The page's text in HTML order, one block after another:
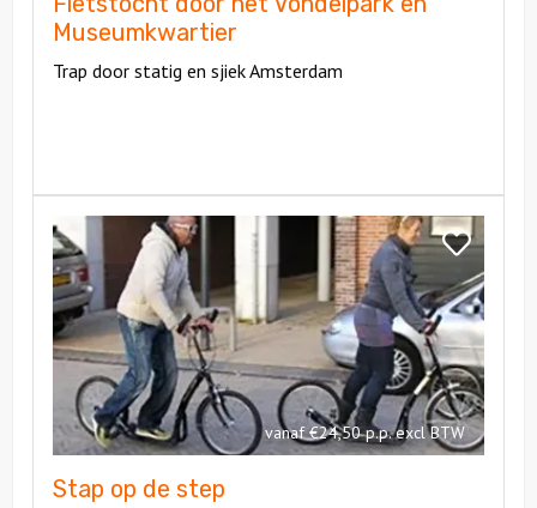
Museumkwartier
Trap door statig en sjiek Amsterdam
Bekijk
Stap
op
de
step
vanaf €24,50 p.p. excl BTW
Stap op de step
Stap
step